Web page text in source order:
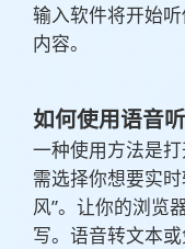
输入软件将开始
内容。
如何使用语音听
一种使用方法是
需选择你想要实
风”。让你的浏览
写。语音转文本